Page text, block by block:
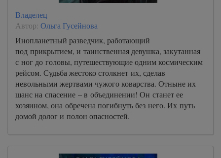
Владелец
Автор: Ольга Гусейнова
Инопланетный разведчик, работающий
под прикрытием, и таинственная девушка, закутанная
с ног до головы, путешествующие одним космическим
рейсом. Судьба жестоко столкнет их, сделав
невольными жертвами чужого коварства. Отныне их
шанс на спасение – в объединении! Он станет ее
хозяином, она обречена погибнуть без него. Их путь
домой долог и полон опасностей.